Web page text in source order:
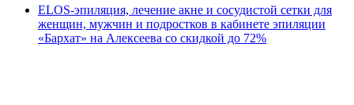
ELOS-эпиляция, лечение акне и сосудистой сетки для
женщин, мужчин и подростков в кабинете эпиляции
«Бархат» на Алексеева со скидкой до 72%